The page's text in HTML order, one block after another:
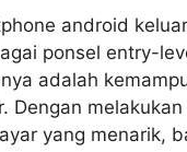
android
ponsel entry-
adalah
Dengan
yang menarik,